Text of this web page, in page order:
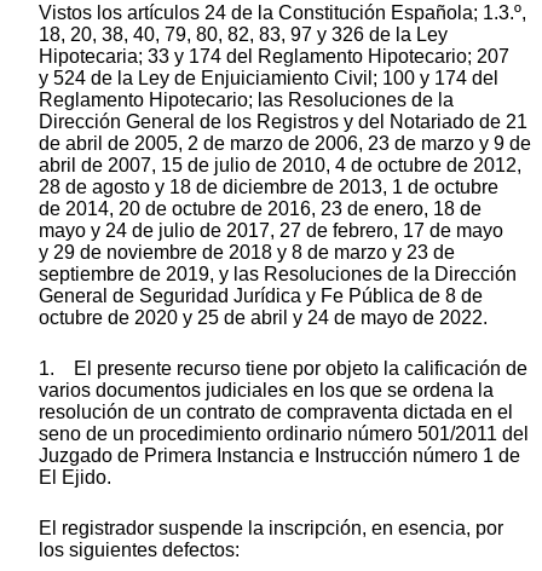
Vistos los artículos 24 de la Constitución Española; 1.3.º,
18, 20, 38, 40, 79, 80, 82, 83, 97 y 326 de la Ley
Hipotecaria; 33 y 174 del Reglamento Hipotecario; 207
y 524 de la Ley de Enjuiciamiento Civil; 100 y 174 del
Reglamento Hipotecario; las Resoluciones de la
Dirección General de los Registros y del Notariado de 21
de abril de 2005, 2 de marzo de 2006, 23 de marzo y 9 de
abril de 2007, 15 de julio de 2010, 4 de octubre de 2012,
28 de agosto y 18 de diciembre de 2013, 1 de octubre
de 2014, 20 de octubre de 2016, 23 de enero, 18 de
mayo y 24 de julio de 2017, 27 de febrero, 17 de mayo
y 29 de noviembre de 2018 y 8 de marzo y 23 de
septiembre de 2019, y las Resoluciones de la Dirección
General de Seguridad Jurídica y Fe Pública de 8 de
octubre de 2020 y 25 de abril y 24 de mayo de 2022.
1. El presente recurso tiene por objeto la calificación de
varios documentos judiciales en los que se ordena la
resolución de un contrato de compraventa dictada en el
seno de un procedimiento ordinario número 501/2011 del
Juzgado de Primera Instancia e Instrucción número 1 de
El Ejido.
El registrador suspende la inscripción, en esencia, por
los siguientes defectos: